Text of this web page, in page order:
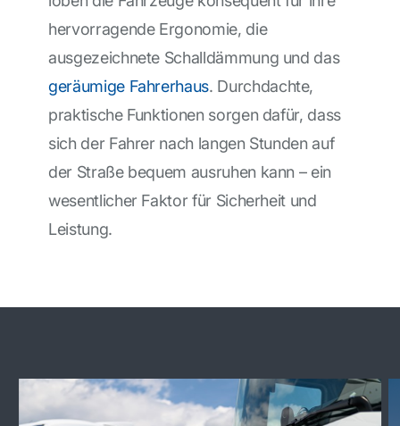
hervorragende Ergonomie, die
ausgezeichnete Schalldämmung und das
geräumige Fahrerhaus. Durchdachte,
praktische Funktionen sorgen dafür, dass
sich der Fahrer nach langen Stunden auf
der Straße bequem ausruhen kann – ein
wesentlicher Faktor für Sicherheit und
Leistung.